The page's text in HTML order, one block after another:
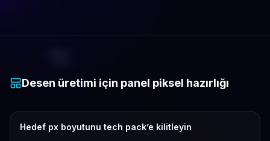
Desen üretimi için panel piksel hazırlığı
Hedef px boyutunu tech pack’e kilitleyin